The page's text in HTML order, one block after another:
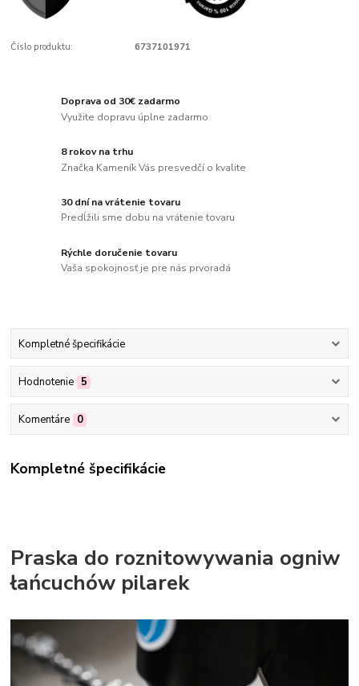
Číslo produktu: 6737101971
Doprava od 30€ zadarmo
Využite dopravu úplne zadarmo
8 rokov na trhu
Značka Kameník Vás presvedčí o kvalite
30 dní na vrátenie tovaru
Predĺžili sme dobu na vrátenie tovaru
Rýchle doručenie tovaru
Vaša spokojnosť je pre nás prvoradá
Kompletné špecifikácie
Hodnotenie 5
Komentáre 0
Kompletné špecifikácie
Praska do roznitowywania ogniw
łańcuchów pilarek